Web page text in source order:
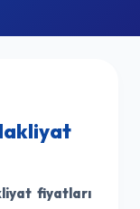
fiyatları